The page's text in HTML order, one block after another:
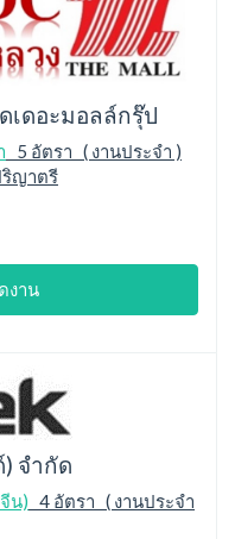
เดอะมอลล์กรุ๊ป
5 อัตรา ( งานประจำ )
ญาตรี
งาน
จำกัด
น) 4 อัตรา ( งานประจำ